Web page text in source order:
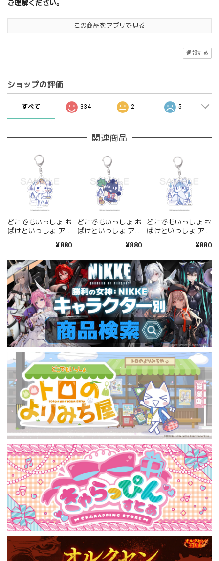
ご理解ください。
この商品をアプリで見る
通報する
ショップの評価
すべて 334 2 5
関連商品
どこでもいっしょ お
ばけといっしょ アク
トロ 肝試しver.>¥880
どこでもいっしょ お
ばけといっしょ アク
¥880
どこでもいっしょ お
ばけといっしょ アク
¥880